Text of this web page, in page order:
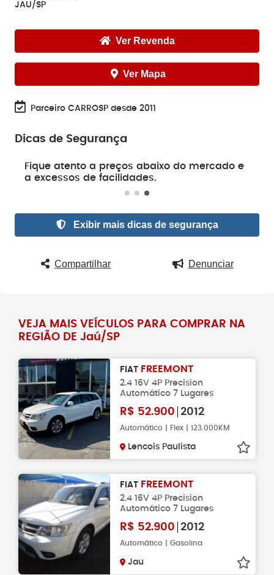
JAU/SP
Ver Revenda
Ver Mapa
Parceiro CARROSP desde 2011
Dicas de Segurança
Fique atento a preços abaixo do mercado e
a excessos de facilidades.
Exibir mais dicas de segurança
Compartilhar Denunciar
VEJA MAIS VEÍCULOS PARA COMPRAR NA
REGIÃO DE Jaú/SP
FIAT FREEMONT
2.4 16V 4P Precision
Automático 7 Lugares
R$ 52.900 2012
Automático | Flex | 123.000KM
Lencois Paulista
FIAT FREEMONT
2.4 16V 4P Precision
Automático 7 Lugares
R$ 52.900 2012
Automático | Gasolina
Jau